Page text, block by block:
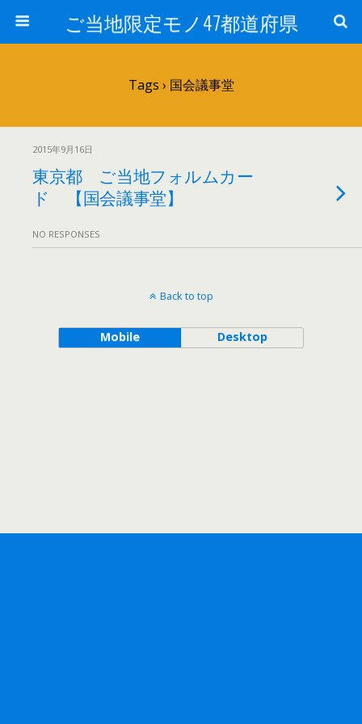
ご当地限定モノ47都道府県
Tags › 国会議事堂
2015年9月16日
東京都 ご当地フォルムカー
ド 【国会議事堂】
NO RESPONSES
Back to top
Mobile Desktop